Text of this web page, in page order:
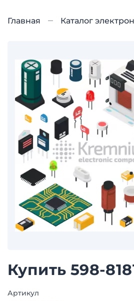
Главная Каталог
Купить 598-
Артикул